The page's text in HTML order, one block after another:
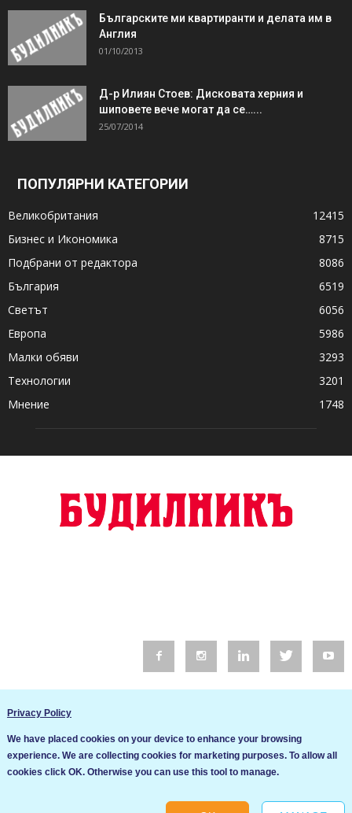
Българските ми квартиранти и делата им в
Англия
01/10/2013
Д-р Илиян Стоев: Дисковата херния и
шиповете вече могат да се…...
25/07/2014
ПОПУЛЯРНИ КАТЕГОРИИ
Великобритания
12415
Бизнес и Икономика
8715
Подбрани от редактора
8086
България
6519
Светът
6056
Европа
5986
Малки обяви
3293
Технологии
3201
Мнение
1748
Общи условия
Privacy Policy
We have placed cookies on your device to enhance your browsing
experience. We are collecting cookies for marketing purposes. To allow all
cookies click OK. Otherwise you can use this tool to manage.
Ние използваме бисквитки за да подобрим услугите си. Ако
продължите да посещавате този сайт, ние приемаме, че се